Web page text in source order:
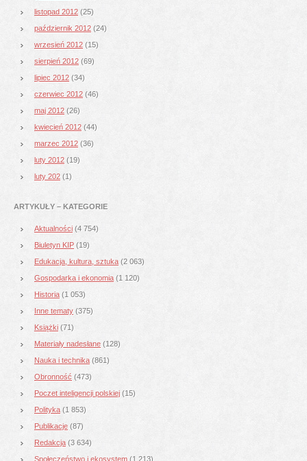
listopad 2012 (25)
październik 2012 (24)
wrzesień 2012 (15)
sierpień 2012 (69)
lipiec 2012 (34)
czerwiec 2012 (46)
maj 2012 (26)
kwiecień 2012 (44)
marzec 2012 (36)
luty 2012 (19)
luty 202 (1)
ARTYKUŁY – KATEGORIE
Aktualności (4 754)
Biuletyn KIP (19)
Edukacja, kultura, sztuka (2 063)
Gospodarka i ekonomia (1 120)
Historia (1 053)
Inne tematy (375)
Książki (71)
Materiały nadesłane (128)
Nauka i technika (861)
Obronność (473)
Poczet inteligencji polskiej (15)
Polityka (1 853)
Publikacje (87)
Redakcja (3 634)
Społeczeństwo i ekosystem (1 213)